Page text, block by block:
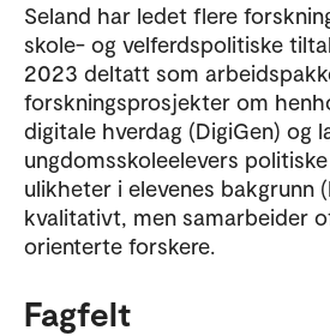
Seland har ledet flere
skole- og velferdspolitiske
2023 deltatt som
forskningsprosjekter om
digitale hverdag (DigiGen) og
ungdomsskoleelevers
ulikheter i elevenes bakgrunn
kvalitativt, men samarbeider
orienterte forskere.
Fagfelt